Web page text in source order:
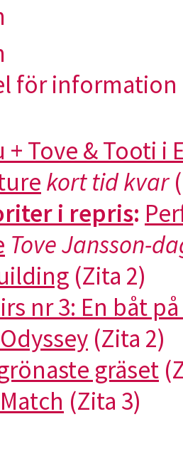
för
+ Tove & Tooti i
kort tid kvar
i repris:
Tove Jansson-
(Zita 2)
nr 3: En båt
(Zita 2)
gräset
(Zita 3)